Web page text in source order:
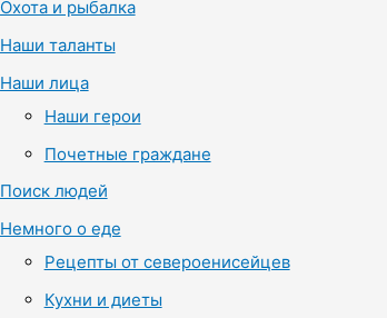
Охота и рыбалка
Наши таланты
Наши лица
Наши герои
Почетные граждане
Поиск людей
Немного о еде
Рецепты от североенисейцев
Кухни и диеты